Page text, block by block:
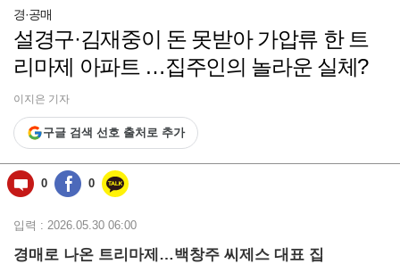
동)
경·공매
설경구·김재중이 돈 못받아 가압류 한 트
리마제 아파트 …집주인의 놀라운 실체?
이지은 기자
구글 검색 선호 출처로 추가
0 0
입력 : 2026.05.30 06:00
경매로 나온 트리마제…백창주 씨제스 대표 집